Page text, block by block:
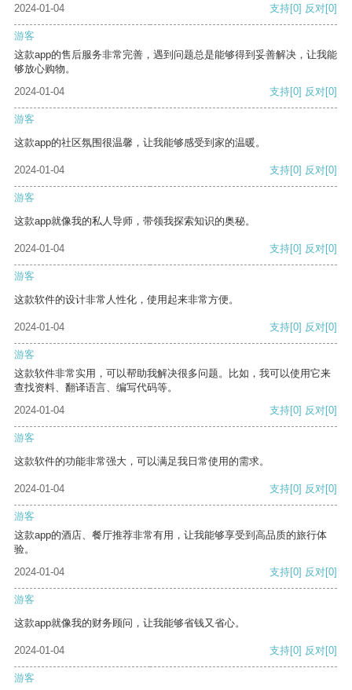
2024-01-04 支持[0] 反对[0]
游客
这款app的售后服务非常完善，遇到问题总是能够得到妥善解决，让我能
够放心购物。
2024-01-04
支持[0] 反对[0]
游客
这款app的社区氛围很温馨，让我能够感受到家的温暖。
2024-01-04 支持[0] 反对[0]
游客
这款app就像我的私人导师，带领我探索知识的奥秘。
2024-01-04 支持[0] 反对[0]
游客
这款软件的设计非常人性化，使用起来非常方便。
2024-01-04 支持[0] 反对[0]
游客
这款软件非常实用，可以帮助我解决很多问题。比如，我可以使用它来
查找资料、翻译语言、编写代码等。
2024-01-04
支持[0] 反对[0]
游客
这款软件的功能非常强大，可以满足我日常使用的需求。
2024-01-04 支持[0] 反对[0]
游客
这款app的酒店、餐厅推荐非常有用，让我能够享受到高品质的旅行体
验。
2024-01-04
支持[0] 反对[0]
游客
这款app就像我的财务顾问，让我能够省钱又省心。
2024-01-04 支持[0] 反对[0]
游客